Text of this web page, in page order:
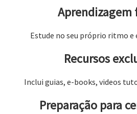
Aprendizagem
Estude no seu próprio ritmo e
Recursos
Inclui guias, e-books, videos
Preparação para